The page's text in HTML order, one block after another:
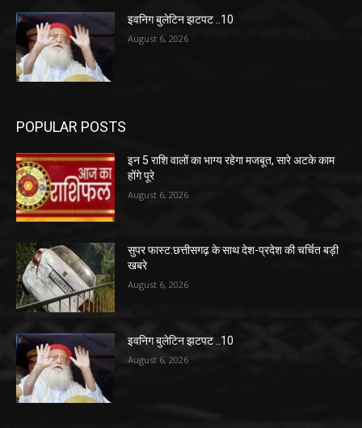
इवनिग बुलेटिन झटपट ..10
August 6, 2026
POPULAR POSTS
इन 5 राशि वालों का भाग्य रहेगा मजबूत, सारे अटके काम
होंगे पूरे
August 6, 2026
सुपर फास्ट:छत्तीसगढ़ के साथ देश-प्रदेश की चर्चित बड़ी
खबरे
August 6, 2026
इवनिग बुलेटिन झटपट ..10
August 6, 2026